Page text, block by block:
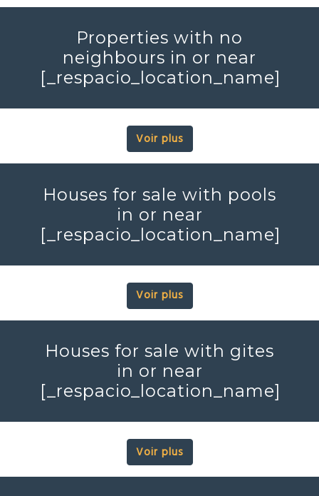
Properties with no
neighbours in or near
[_respacio_location_name]
Voir plus
Houses for sale with pools
in or near
[_respacio_location_name]
Voir plus
Houses for sale with gites
in or near
[_respacio_location_name]
Voir plus